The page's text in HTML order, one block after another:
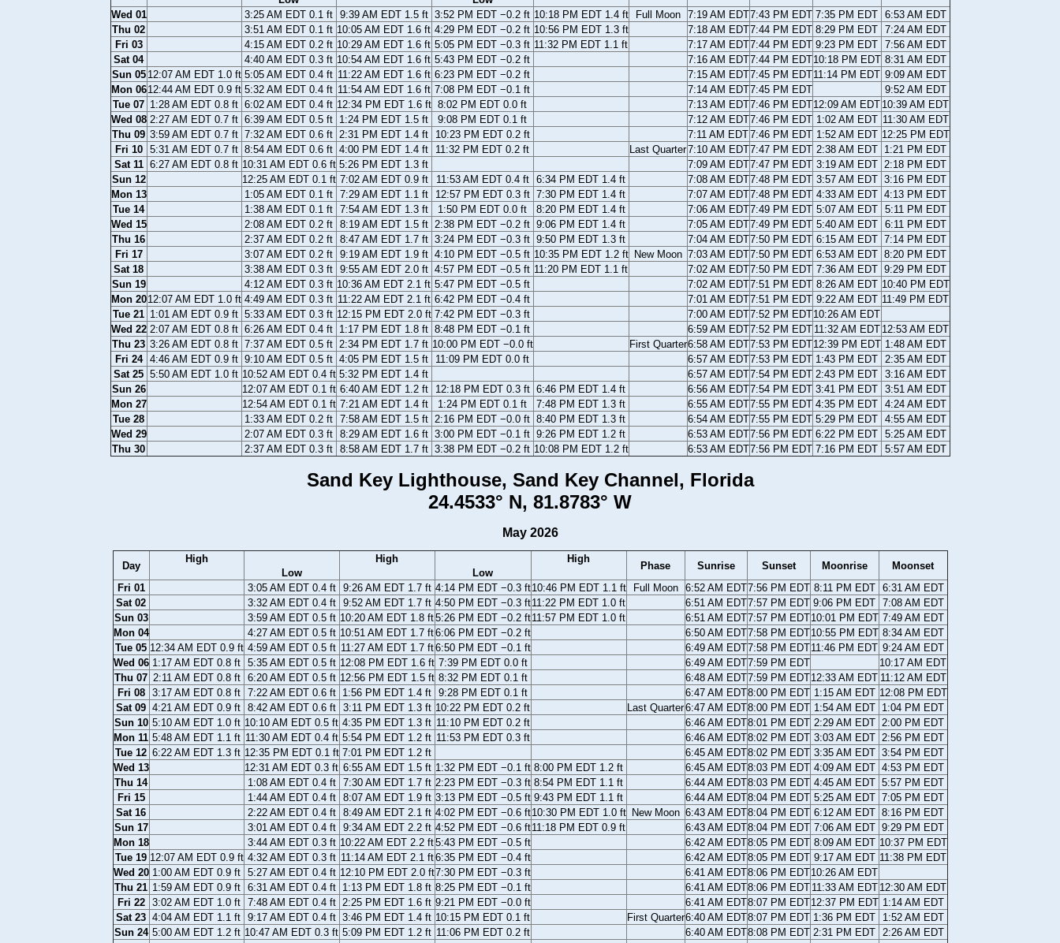
Wed 01
3:25 AM EDT 0.1 ft 9:39 AM EDT 1.5 ft 3:52 PM EDT −0.2 ft 10:18 PM EDT 1.4 ft Full Moon 7:19 AM EDT7:43 PM EDT 7:35 PM EDT 6:53 AM EDT
Thu 02
3:51 AM EDT 0.1 ft 10:05 AM EDT 1.6 ft 4:29 PM EDT −0.2 ft 10:56 PM EDT 1.3 ft 7:18 AM EDT7:44 PM EDT 8:29 PM EDT 7:24 AM EDT
Fri 03
4:15 AM EDT 0.2 ft 10:29 AM EDT 1.6 ft 5:05 PM EDT −0.3 ft 11:32 PM EDT 1.1 ft 7:17 AM EDT7:44 PM EDT 9:23 PM EDT 7:56 AM EDT
Sat 04
4:40 AM EDT 0.3 ft 10:54 AM EDT 1.6 ft 5:43 PM EDT −0.2 ft 7:16 AM EDT7:44 PM EDT10:18 PM EDT 8:31 AM EDT
Sun 05 12:07 AM EDT 1.0 ft 5:05 AM EDT 0.4 ft 11:22 AM EDT 1.6 ft 6:23 PM EDT −0.2 ft 7:15 AM EDT7:45 PM EDT11:14 PM EDT 9:09 AM EDT
Mon 0612:44 AM EDT 0.9 ft 5:32 AM EDT 0.4 ft 11:54 AM EDT 1.6 ft 7:08 PM EDT −0.1 ft 7:14 AM EDT7:45 PM EDT
9:52 AM EDT
Tue 07 1:28 AM EDT 0.8 ft 6:02 AM EDT 0.4 ft 12:34 PM EDT 1.6 ft 8:02 PM EDT 0.0 ft 7:13 AM EDT7:46 PM EDT12:09 AM EDT 10:39 AM EDT
Wed 08 2:27 AM EDT 0.7 ft 6:39 AM EDT 0.5 ft 1:24 PM EDT 1.5 ft 9:08 PM EDT 0.1 ft 7:12 AM EDT7:46 PM EDT 1:02 AM EDT 11:30 AM EDT
Thu 09 3:59 AM EDT 0.7 ft 7:32 AM EDT 0.6 ft 2:31 PM EDT 1.4 ft 10:23 PM EDT 0.2 ft 7:11 AM EDT7:46 PM EDT 1:52 AM EDT 12:25 PM EDT
Fri 10
5:31 AM EDT 0.7 ft 8:54 AM EDT 0.6 ft 4:00 PM EDT 1.4 ft 11:32 PM EDT 0.2 ft Last Quarter7:10 AM EDT7:47 PM EDT 2:38 AM EDT
1:21 PM EDT
Sat 11 6:27 AM EDT 0.8 ft 10:31 AM EDT 0.6 ft 5:26 PM EDT 1.3 ft 7:09 AM EDT7:47 PM EDT 3:19 AM EDT
2:18 PM EDT
Sun 12
12:25 AM EDT 0.1 ft 7:02 AM EDT 0.9 ft 11:53 AM EDT 0.4 ft 6:34 PM EDT 1.4 ft 7:08 AM EDT7:48 PM EDT 3:57 AM EDT 3:16 PM EDT
Mon 13
1:05 AM EDT 0.1 ft 7:29 AM EDT 1.1 ft 12:57 PM EDT 0.3 ft 7:30 PM EDT 1.4 ft 7:07 AM EDT7:48 PM EDT 4:33 AM EDT 4:13 PM EDT
Tue 14
1:38 AM EDT 0.1 ft 7:54 AM EDT 1.3 ft 1:50 PM EDT 0.0 ft 8:20 PM EDT 1.4 ft 7:06 AM EDT7:49 PM EDT 5:07 AM EDT
5:11 PM EDT
Wed 15
2:08 AM EDT 0.2 ft 8:19 AM EDT 1.5 ft 2:38 PM EDT −0.2 ft 9:06 PM EDT 1.4 ft 7:05 AM EDT7:49 PM EDT 5:40 AM EDT
6:11 PM EDT
Thu 16
2:37 AM EDT 0.2 ft 8:47 AM EDT 1.7 ft 3:24 PM EDT −0.3 ft 9:50 PM EDT 1.3 ft 7:04 AM EDT7:50 PM EDT 6:15 AM EDT 7:14 PM EDT
Fri 17
3:07 AM EDT 0.2 ft 9:19 AM EDT 1.9 ft 4:10 PM EDT −0.5 ft 10:35 PM EDT 1.2 ft New Moon 7:03 AM EDT7:50 PM EDT 6:53 AM EDT 8:20 PM EDT
Sat 18
3:38 AM EDT 0.3 ft 9:55 AM EDT 2.0 ft 4:57 PM EDT −0.5 ft 11:20 PM EDT 1.1 ft 7:02 AM EDT7:50 PM EDT 7:36 AM EDT 9:29 PM EDT
Sun 19
4:12 AM EDT 0.3 ft 10:36 AM EDT 2.1 ft 5:47 PM EDT −0.5 ft 7:02 AM EDT7:51 PM EDT 8:26 AM EDT 10:40 PM EDT
Mon 2012:07 AM EDT 1.0 ft 4:49 AM EDT 0.3 ft 11:22 AM EDT 2.1 ft 6:42 PM EDT −0.4 ft 7:01 AM EDT7:51 PM EDT 9:22 AM EDT 11:49 PM EDT
Tue 21 1:01 AM EDT 0.9 ft 5:33 AM EDT 0.3 ft 12:15 PM EDT 2.0 ft 7:42 PM EDT −0.3 ft 7:00 AM EDT7:52 PM EDT10:26 AM EDT
Wed 22 2:07 AM EDT 0.8 ft 6:26 AM EDT 0.4 ft 1:17 PM EDT 1.8 ft 8:48 PM EDT −0.1 ft 6:59 AM EDT7:52 PM EDT 11:32 AM EDT 12:53 AM EDT
Thu 23 3:26 AM EDT 0.8 ft 7:37 AM EDT 0.5 ft 2:34 PM EDT 1.7 ft 10:00 PM EDT −0.0 ft First Quarter6:58 AM EDT7:53 PM EDT12:39 PM EDT 1:48 AM EDT
Fri 24
4:46 AM EDT 0.9 ft 9:10 AM EDT 0.5 ft 4:05 PM EDT 1.5 ft 11:09 PM EDT 0.0 ft 6:57 AM EDT7:53 PM EDT 1:43 PM EDT
2:35 AM EDT
Sat 25 5:50 AM EDT 1.0 ft 10:52 AM EDT 0.4 ft 5:32 PM EDT 1.4 ft 6:57 AM EDT7:54 PM EDT 2:43 PM EDT 3:16 AM EDT
Sun 26
12:07 AM EDT 0.1 ft 6:40 AM EDT 1.2 ft 12:18 PM EDT 0.3 ft 6:46 PM EDT 1.4 ft 6:56 AM EDT7:54 PM EDT 3:41 PM EDT 3:51 AM EDT
Mon 27
12:54 AM EDT 0.1 ft 7:21 AM EDT 1.4 ft 1:24 PM EDT 0.1 ft 7:48 PM EDT 1.3 ft 6:55 AM EDT7:55 PM EDT 4:35 PM EDT 4:24 AM EDT
Tue 28
1:33 AM EDT 0.2 ft 7:58 AM EDT 1.5 ft 2:16 PM EDT −0.0 ft 8:40 PM EDT 1.3 ft 6:54 AM EDT7:55 PM EDT 5:29 PM EDT 4:55 AM EDT
Wed 29
2:07 AM EDT 0.3 ft 8:29 AM EDT 1.6 ft 3:00 PM EDT −0.1 ft 9:26 PM EDT 1.2 ft 6:53 AM EDT7:56 PM EDT 6:22 PM EDT 5:25 AM EDT
Thu 30
2:37 AM EDT 0.3 ft 8:58 AM EDT 1.7 ft 3:38 PM EDT −0.2 ft 10:08 PM EDT 1.2 ft 6:53 AM EDT7:56 PM EDT 7:16 PM EDT 5:57 AM EDT
Sand Key Lighthouse, Sand Key Channel, Florida
24.4533° N, 81.8783° W
May 2026
Day
High
Low
High
Low
High
Phase Sunrise Sunset Moonrise
Moonset
Fri 01
3:05 AM EDT 0.4 ft 9:26 AM EDT 1.7 ft 4:14 PM EDT −0.3 ft10:46 PM EDT 1.1 ft Full Moon 6:52 AM EDT7:56 PM EDT 8:11 PM EDT
6:31 AM EDT
Sat 02
3:32 AM EDT 0.4 ft 9:52 AM EDT 1.7 ft 4:50 PM EDT −0.3 ft11:22 PM EDT 1.0 ft 6:51 AM EDT7:57 PM EDT 9:06 PM EDT 7:08 AM EDT
Sun 03
3:59 AM EDT 0.5 ft 10:20 AM EDT 1.8 ft5:26 PM EDT −0.2 ft11:57 PM EDT 1.0 ft 6:51 AM EDT7:57 PM EDT10:01 PM EDT 7:49 AM EDT
Mon 04
4:27 AM EDT 0.5 ft 10:51 AM EDT 1.7 ft6:06 PM EDT −0.2 ft 6:50 AM EDT7:58 PM EDT10:55 PM EDT 8:34 AM EDT
Tue 05 12:34 AM EDT 0.9 ft 4:59 AM EDT 0.5 ft 11:27 AM EDT 1.7 ft6:50 PM EDT −0.1 ft 6:49 AM EDT7:58 PM EDT11:46 PM EDT 9:24 AM EDT
Wed 06 1:17 AM EDT 0.8 ft 5:35 AM EDT 0.5 ft 12:08 PM EDT 1.6 ft 7:39 PM EDT 0.0 ft 6:49 AM EDT7:59 PM EDT
10:17 AM EDT
Thu 07 2:11 AM EDT 0.8 ft 6:20 AM EDT 0.5 ft 12:56 PM EDT 1.5 ft 8:32 PM EDT 0.1 ft 6:48 AM EDT7:59 PM EDT12:33 AM EDT 11:12 AM EDT
Fri 08
3:17 AM EDT 0.8 ft 7:22 AM EDT 0.6 ft 1:56 PM EDT 1.4 ft 9:28 PM EDT 0.1 ft 6:47 AM EDT8:00 PM EDT 1:15 AM EDT 12:08 PM EDT
Sat 09 4:21 AM EDT 0.9 ft 8:42 AM EDT 0.6 ft 3:11 PM EDT 1.3 ft 10:22 PM EDT 0.2 ft Last Quarter6:47 AM EDT8:00 PM EDT 1:54 AM EDT
1:04 PM EDT
Sun 10 5:10 AM EDT 1.0 ft 10:10 AM EDT 0.5 ft 4:35 PM EDT 1.3 ft 11:10 PM EDT 0.2 ft 6:46 AM EDT8:01 PM EDT 2:29 AM EDT 2:00 PM EDT
Mon 11 5:48 AM EDT 1.1 ft 11:30 AM EDT 0.4 ft 5:54 PM EDT 1.2 ft 11:53 PM EDT 0.3 ft 6:46 AM EDT8:02 PM EDT 3:03 AM EDT 2:56 PM EDT
Tue 12 6:22 AM EDT 1.3 ft 12:35 PM EDT 0.1 ft 7:01 PM EDT 1.2 ft 6:45 AM EDT8:02 PM EDT 3:35 AM EDT 3:54 PM EDT
Wed 13
12:31 AM EDT 0.3 ft 6:55 AM EDT 1.5 ft 1:32 PM EDT −0.1 ft 8:00 PM EDT 1.2 ft 6:45 AM EDT8:03 PM EDT 4:09 AM EDT 4:53 PM EDT
Thu 14
1:08 AM EDT 0.4 ft 7:30 AM EDT 1.7 ft 2:23 PM EDT −0.3 ft 8:54 PM EDT 1.1 ft 6:44 AM EDT8:03 PM EDT 4:45 AM EDT 5:57 PM EDT
Fri 15
1:44 AM EDT 0.4 ft 8:07 AM EDT 1.9 ft 3:13 PM EDT −0.5 ft 9:43 PM EDT 1.1 ft 6:44 AM EDT8:04 PM EDT 5:25 AM EDT 7:05 PM EDT
Sat 16
2:22 AM EDT 0.4 ft 8:49 AM EDT 2.1 ft 4:02 PM EDT −0.6 ft10:30 PM EDT 1.0 ft New Moon 6:43 AM EDT8:04 PM EDT 6:12 AM EDT 8:16 PM EDT
Sun 17
3:01 AM EDT 0.4 ft 9:34 AM EDT 2.2 ft 4:52 PM EDT −0.6 ft11:18 PM EDT 0.9 ft 6:43 AM EDT8:04 PM EDT 7:06 AM EDT 9:29 PM EDT
Mon 18
3:44 AM EDT 0.3 ft 10:22 AM EDT 2.2 ft5:43 PM EDT −0.5 ft 6:42 AM EDT8:05 PM EDT 8:09 AM EDT 10:37 PM EDT
Tue 19 12:07 AM EDT 0.9 ft 4:32 AM EDT 0.3 ft 11:14 AM EDT 2.1 ft6:35 PM EDT −0.4 ft 6:42 AM EDT8:05 PM EDT 9:17 AM EDT 11:38 PM EDT
Wed 20 1:00 AM EDT 0.9 ft 5:27 AM EDT 0.4 ft 12:10 PM EDT 2.0 ft7:30 PM EDT −0.3 ft 6:41 AM EDT8:06 PM EDT10:26 AM EDT
Thu 21 1:59 AM EDT 0.9 ft 6:31 AM EDT 0.4 ft 1:13 PM EDT 1.8 ft 8:25 PM EDT −0.1 ft 6:41 AM EDT8:06 PM EDT 11:33 AM EDT 12:30 AM EDT
Fri 22
3:02 AM EDT 1.0 ft 7:48 AM EDT 0.4 ft 2:25 PM EDT 1.6 ft 9:21 PM EDT −0.0 ft 6:41 AM EDT8:07 PM EDT12:37 PM EDT 1:14 AM EDT
Sat 23 4:04 AM EDT 1.1 ft 9:17 AM EDT 0.4 ft 3:46 PM EDT 1.4 ft 10:15 PM EDT 0.1 ft First Quarter6:40 AM EDT8:07 PM EDT 1:36 PM EDT
1:52 AM EDT
Sun 24 5:00 AM EDT 1.2 ft 10:47 AM EDT 0.3 ft 5:09 PM EDT 1.2 ft 11:06 PM EDT 0.2 ft 6:40 AM EDT8:08 PM EDT 2:31 PM EDT 2:26 AM EDT